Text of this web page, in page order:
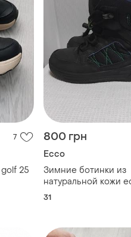
7
25
800 грн
Ecco
Зимние ботинки из
натуральной кожи
р/20 см.
31